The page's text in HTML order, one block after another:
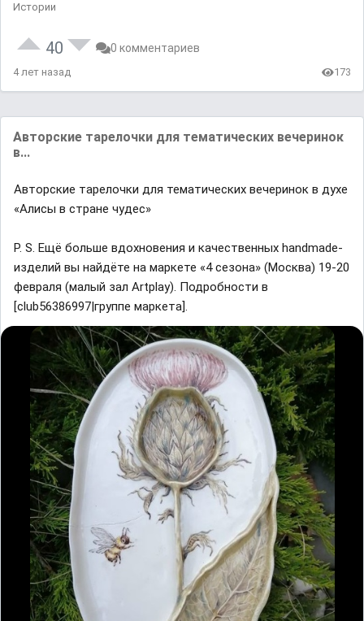
Истории
40 0 комментариев
4 лет назад 173
Авторские тарелочки для тематических вечеринок
в...
Авторские тарелочки для тематических вечеринок в духе
«Алисы в стране чудес»
P. S. Ещё больше вдохновения и качественных handmade-
изделий вы найдёте на маркете «4 сезона» (Москва) 19-20
февраля (малый зал Artplay). Подробности в
[club56386997|группе маркета].